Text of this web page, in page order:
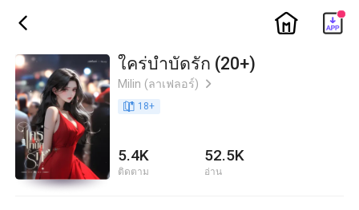
ic_back ic_home
ใคร่บำบัดรัก (20+)
Milin (ลาเฟลอร์) ic_arrow_right
book_age 18+
5.4K
ติดตาม
52.5K
อ่าน